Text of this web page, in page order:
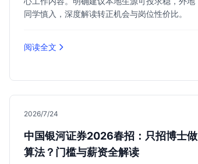
同学慎入，深度解读转正机会与岗位性价比。
阅读全文
2026/7/24
中国银河证券2026春招：只招博士做
算法？门槛与薪资全解读